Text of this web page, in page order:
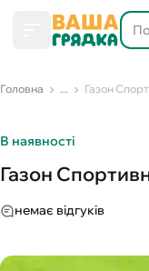
Головна ... Газон
В наявності
Газон
немає відгуків